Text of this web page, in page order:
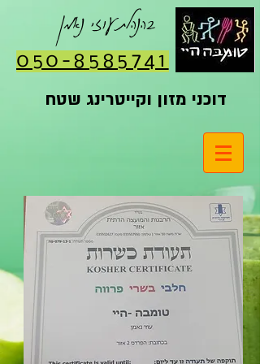
בהנהלת עוזי נאמן
050-8585741
דוכני מזון וקייטרינג שטח